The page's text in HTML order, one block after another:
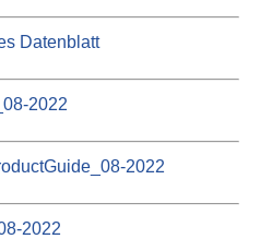
Datenblatt
2022
2022
2022